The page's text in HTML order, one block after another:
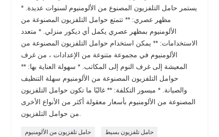
يستمر حامل التلفزيون المصنوع من الألومنيوم لسنوات عديدة. *
مظهر عصري: ** تتمتع حوامل التلفزيون المصنوعة من
الألومنيوم بمظهر عصري يكمل أي ديكور منزلي. * متعدد
الاستخدامات: ** يمكن استخدام حوامل التلفزيون المصنوعة من
الألومنيوم في مجموعة متنوعة من الإعدادات ، من غرف
المعيشة إلى غرف النوم إلى المكاتب. * سهولة العناية بها: **
حوامل التلفزيون المصنوعة من الألومنيوم سهلة التنظيف
والصيانة. * ميسور التكلفة: ** غالبًا ما تكون حوامل التلفزيون
المصنوعة من الألومنيوم بأسعار معقولة أكثر من الأنواع الأخرى
حامل تلفزيون من الألومنيوم حامل تلفزيون بسيط